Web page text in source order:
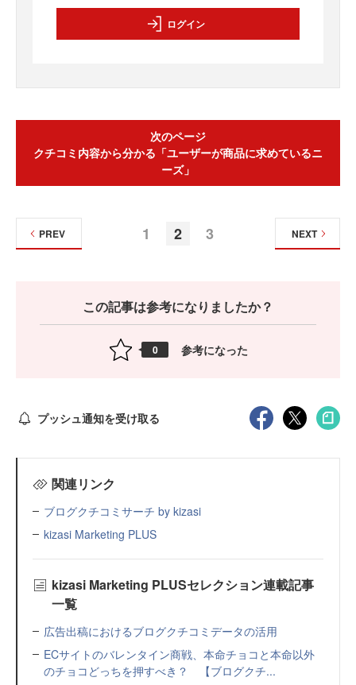
ログイン
次のページ
クチコミ内容から分かる「ユーザーが商品に求めているニ
ーズ」
1 2 3
PREV NEXT
この記事は参考になりましたか？
0 参考になった
プッシュ通知を受け取る
関連リンク
ブログクチコミサーチ by kizasi
kizasi Marketing PLUS
kizasi Marketing PLUSセレクション連載記事
一覧
広告出稿におけるブログクチコミデータの活用
ECサイトのバレンタイン商戦、本命チョコと本命以外
のチョコどっちを押すべき？ 【ブログクチ...